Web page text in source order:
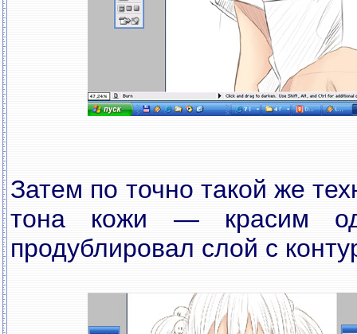
Затем по точно такой же
тона кожи — красим
продублировал слой с